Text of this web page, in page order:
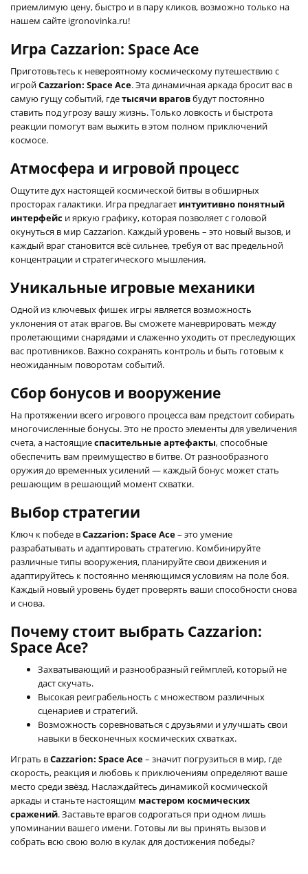
приемлимую цену, быстро и в пару кликов, возможно только на
нашем сайте igronovinka.ru!
Игра Cazzarion: Space Ace
Приготовьтесь к невероятному космическому путешествию с
игройCazzarion: Space Ace. Эта динамичная аркада бросит вас в
самую гущу событий, гдетысячи враговбудут постоянно
ставить под угрозу вашу жизнь. Только ловкость и быстрота
реакции помогут вам выжить в этом полном приключений
космосе.
Атмосфера и игровой процесс
Ощутите дух настоящей космической битвы в обширных
просторах галактики. Игра предлагает интуитивно понятный
интерфейс и яркую графику, которая позволяет с головой
окунуться в мир Cazzarion. Каждый уровень – это новый вызов, и
каждый враг становится всё сильнее, требуя от вас предельной
концентрации и стратегического мышления.
Уникальные игровые механики
Одной из ключевых фишек игры является возможность
уклонения от атак врагов. Вы сможете маневрировать между
пролетающими снарядами и слаженно уходить от преследующих
вас противников. Важно сохранять контроль и быть готовым к
неожиданным поворотам событий.
Сбор бонусов и вооружение
На протяжении всего игрового процесса вам предстоит собирать
многочисленные бонусы. Это не просто элементы для увеличения
счета, а настоящиеспасительные артефакты, способные
обеспечить вам преимущество в битве. От разнообразного
оружия до временных усилений — каждый бонус может стать
решающим в решающий момент схватки.
Выбор стратегии
Ключ к победе вCazzarion: Space Ace– это умение
разрабатывать и адаптировать стратегию. Комбинируйте
различные типы вооружения, планируйте свои движения и
адаптируйтесь к постоянно меняющимся условиям на поле боя.
Каждый новый уровень будет проверять ваши способности снова
и снова.
Почему стоит выбрать Cazzarion:
Space Ace?
Захватывающий и разнообразный геймплей, который не
даст скучать.
Высокая реиграбельность с множеством различных
сценариев и стратегий.
Возможность соревноваться с друзьями и улучшать свои
навыки в бесконечных космических схватках.
Играть вCazzarion: Space Ace– значит погрузиться в мир, где
скорость, реакция и любовь к приключениям определяют ваше
место среди звёзд. Наслаждайтесь динамикой космической
аркады и станьте настоящим мастером космических
сражений. Заставьте врагов содрогаться при одном лишь
упоминании вашего имени. Готовы ли вы принять вызов и
собрать всю свою волю в кулак для достижения победы?